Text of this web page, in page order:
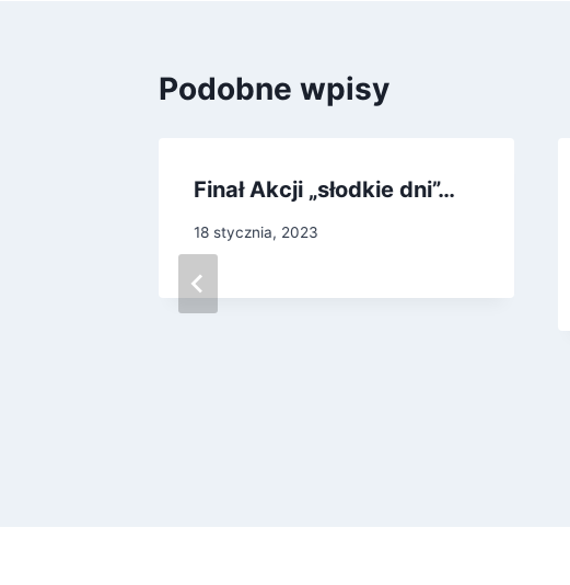
Podobne wpisy
Finał Akcji „słodkie dni”…
18 stycznia, 2023